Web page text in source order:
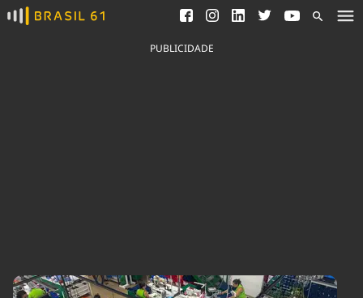
Ver todas as notícias
Saneamento
Indicadores
PUBLICIDADE